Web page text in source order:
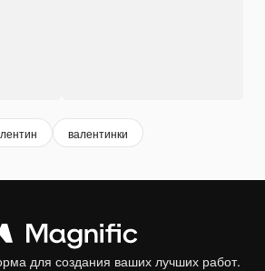
валентинки
для создания ваших лучших работ.